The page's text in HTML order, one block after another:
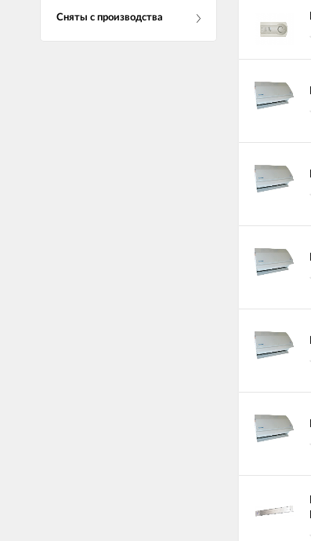
Сняты с производства